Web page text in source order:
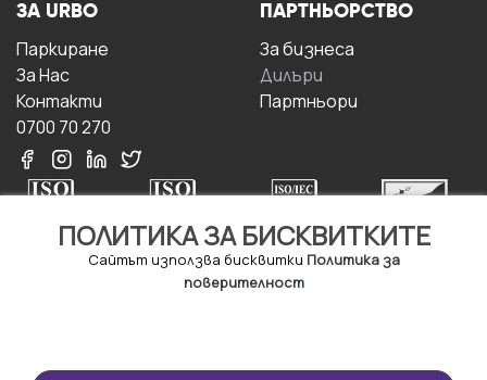
ПОЛИТИКА ЗА БИСКВИТКИТЕ
Сайтът използва бисквитки Политика за
поверителност
ЗА URBO
Паркиране
За Hас
Контакти
0700 70 270
ПАРТНЬОРСТВО
За бизнесa
Дилъри
Партньори
Правила и условия за